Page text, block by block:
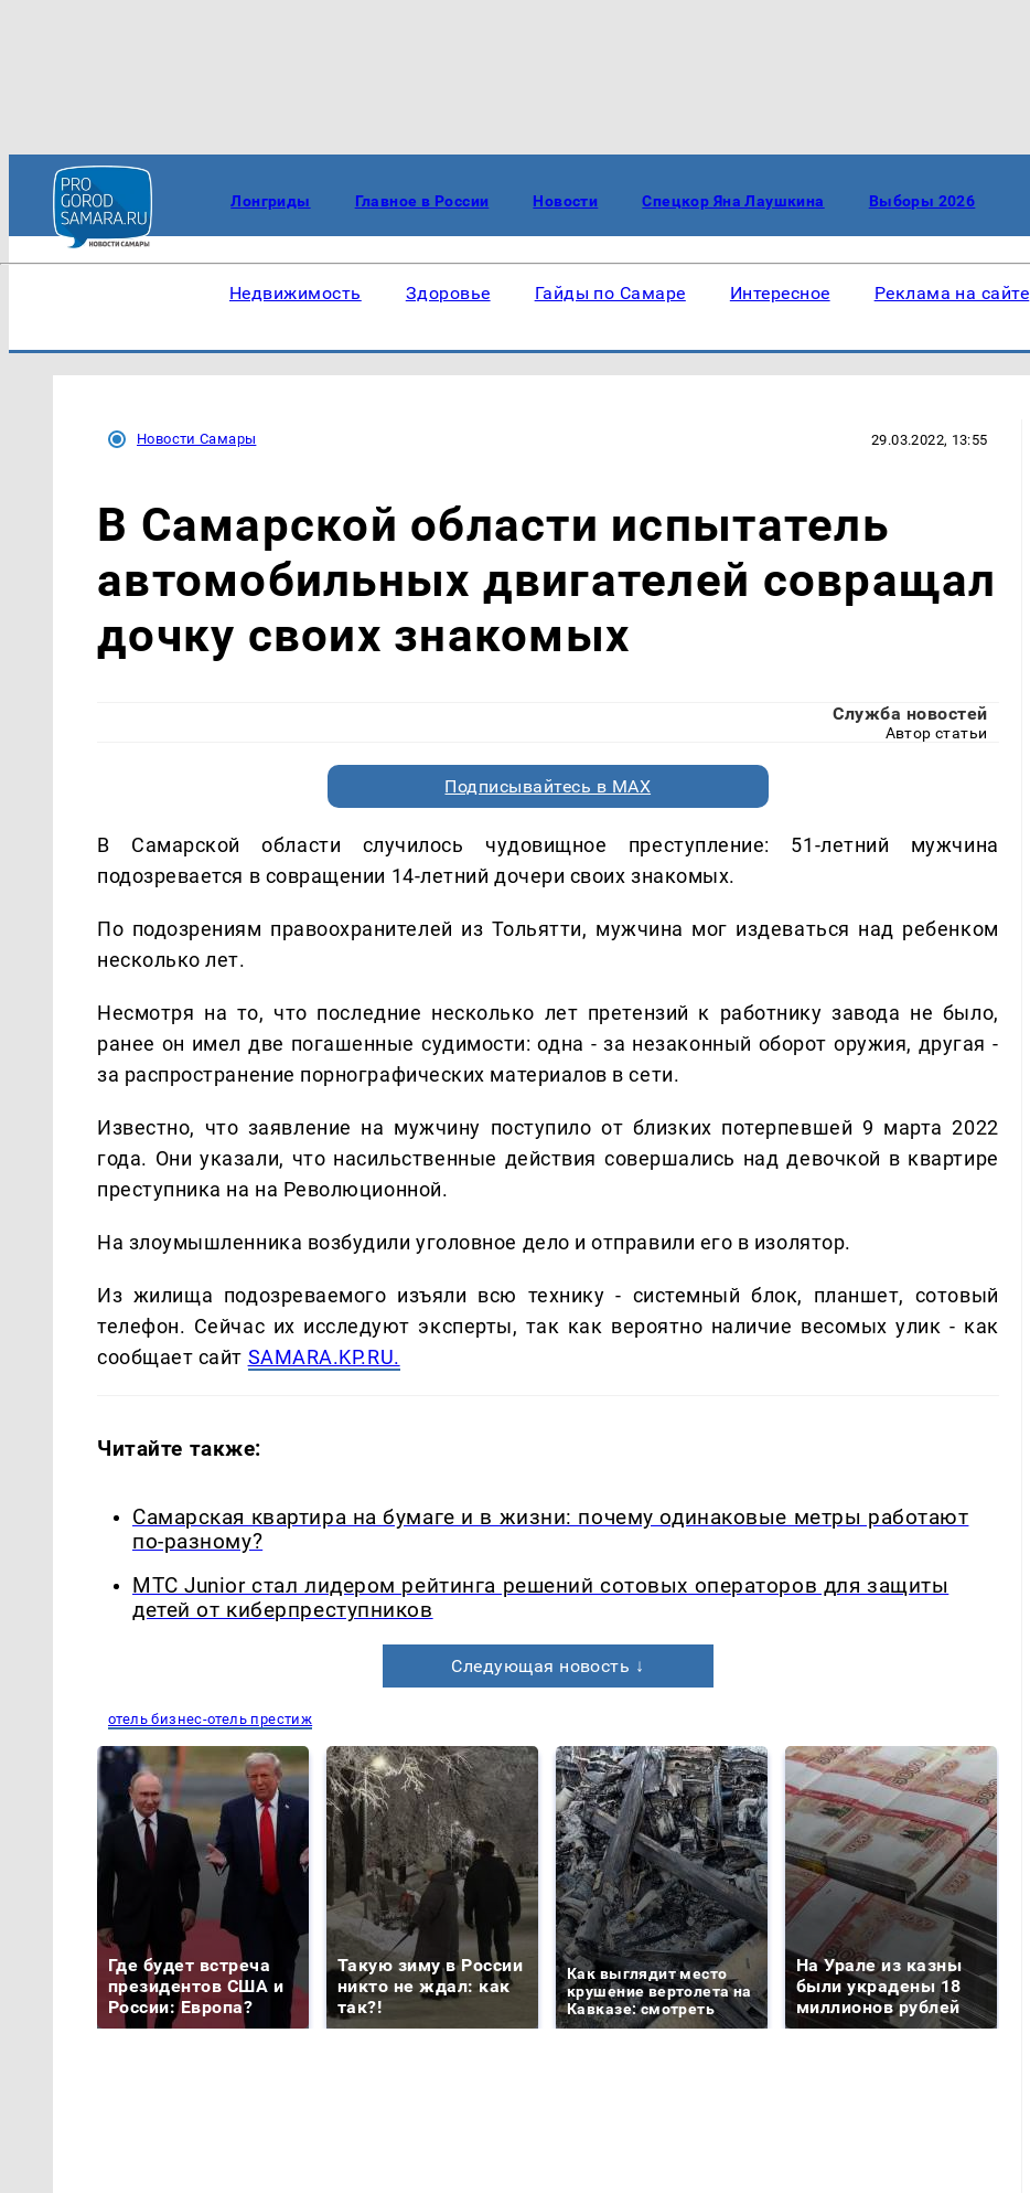
Лонгриды Главное в России Новости Спецкор Яна Лаушкина Выборы 2026
Недвижимость Здоровье Гайды по Самаре Интересное Реклама на сайте
Новости Самары 29.03.2022, 13:55
В Самарской области испытатель
автомобильных двигателей совращал
дочку своих знакомых
Служба новостей
Автор статьи
Подписывайтесь в MAX
В Самарской области случилось чудовищное преступление: 51-летний мужчина
подозревается в совращении 14-летний дочери своих знакомых.
По подозрениям правоохранителей из Тольятти, мужчина мог издеваться над ребенком
несколько лет.
Несмотря на то, что последние несколько лет претензий к работнику завода не было,
ранее он имел две погашенные судимости: одна - за незаконный оборот оружия, другая -
за распространение порнографических материалов в сети.
Известно, что заявление на мужчину поступило от близких потерпевшей 9 марта 2022
года. Они указали, что насильственные действия совершались над девочкой в квартире
преступника на на Революционной.
На злоумышленника возбудили уголовное дело и отправили его в изолятор.
Из жилища подозреваемого изъяли всю технику - системный блок, планшет, сотовый
телефон. Сейчас их исследуют эксперты, так как вероятно наличие весомых улик - как
сообщает сайт SAMARA.KP.RU.
Читайте также:
Самарская квартира на бумаге и в жизни: почему одинаковые метры работают
по-разному?
МТС Junior стал лидером рейтинга решений сотовых операторов для защиты
детей от киберпреступников
Следующая новость ↓
отель бизнес-отель престиж
Где будет встреча
президентов США и
России: Европа?
Такую зиму в России
никто не ждал: как
так?!
Как выглядит место
крушение вертолета на
Кавказе: смотреть
На Урале из казны
были украдены 18
миллионов рублей